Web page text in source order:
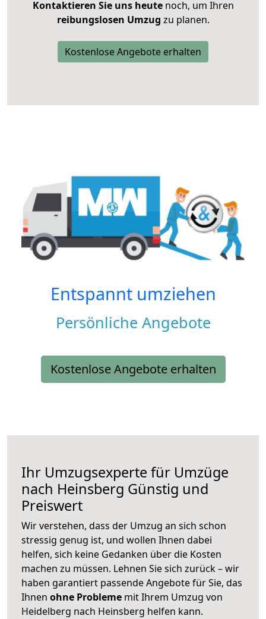
Kontaktieren Sie uns heutenoch, um Ihren
reibungslosen Umzug zu planen.
Kostenlose Angebote erhalten
Entspannt umziehen
Persönliche Angebote
Kostenlose Angebote erhalten
Ihr Umzugsexperte für Umzüge
nach Heinsberg Günstig und
Preiswert
Wir verstehen, dass der Umzug an sich schon
stressig genug ist, und wollen Ihnen dabei
helfen, sich keine Gedanken über die Kosten
machen zu müssen. Lehnen Sie sich zurück – wir
haben garantiert passende Angebote für Sie, das
Ihnen ohne Probleme mit Ihrem Umzug von
Heidelberg nach Heinsberg helfen kann.